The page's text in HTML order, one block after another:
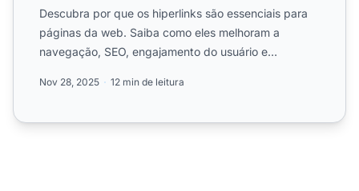
Descubra por que os hiperlinks são essenciais para
páginas da web. Saiba como eles melhoram a
navegação, SEO, engajamento do usuário e
Nov 28, 2025 12 min de leitura